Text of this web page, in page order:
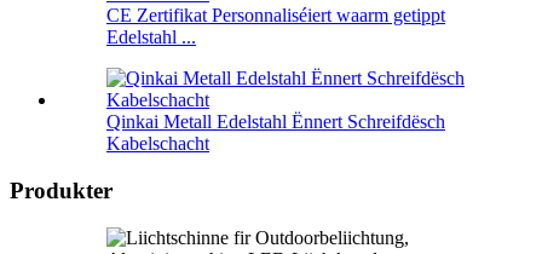
CE Zertifikat Personnaliséiert waarm getippt
Edelstahl ...
Qinkai Metall Edelstahl Ënnert Schreifdësch
Kabelschacht
Produkter